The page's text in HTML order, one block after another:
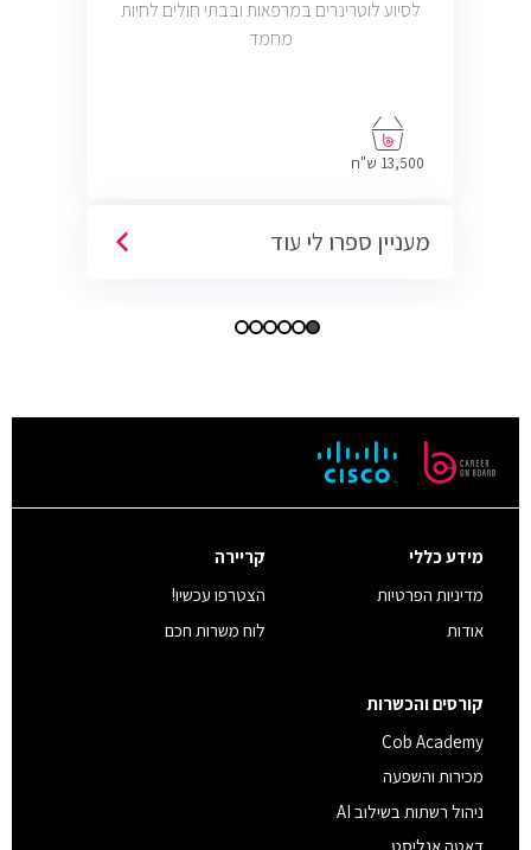
לסיוע לוטרינרים במרפאות ובבתי חולים לחיות
מחמד
13,500 ש"ח
מעניין ספרו לי עוד
מידע כללי
מדיניות הפרטיות
אודות
קריירה
הצטרפו עכשיו!
לוח משרות חכם
קורסים והכשרות
Cob Academy
מכירות והשפעה
ניהול רשתות בשילוב AI